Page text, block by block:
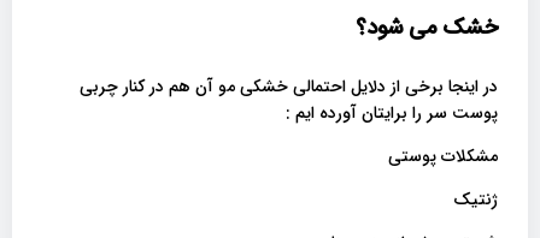
خشک می شود؟
در اینجا برخی از دلایل احتمالی خشکی مو آن هم در کنار چربی
پوست سر را برایتان آورده ایم :
مشکلات پوستی
ژنتیک